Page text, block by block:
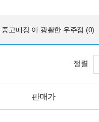
중고매장 이 광활한 우주점 (0)
정렬
판매가